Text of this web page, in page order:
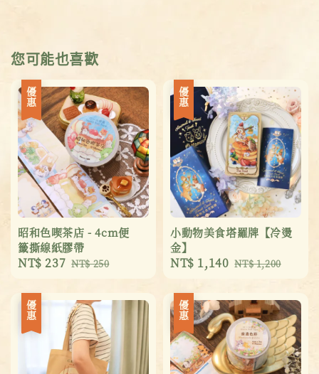
您可能也喜歡
優惠
昭和色喫茶店 - 4cm便
籤撕線紙膠帶
Sale
NT$ 237 Regular
NT$ 250
優惠
小動物美食塔羅牌【冷燙
金】
Sale
NT$ 1,140 Regular
NT$ 1,200
優惠 優惠